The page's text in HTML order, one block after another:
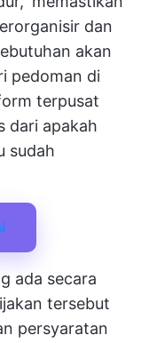
dan
akan
pedoman di
terpusat
dari apakah
sudah
ada secara
tersebut
persyaratan